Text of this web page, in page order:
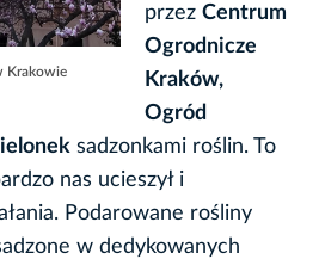
Krakowie
przez Centrum
Ogrodnicze
Kraków,
Ogród
sadzonkami roślin. To
nas ucieszył i
Podarowane rośliny
w dedykowanych